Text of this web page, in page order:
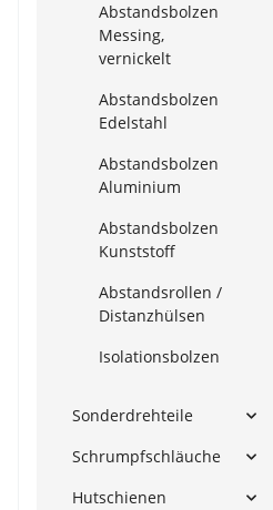
Abstandsbolzen
Messing,
vernickelt
Abstandsbolzen
Edelstahl
Abstandsbolzen
Aluminium
Abstandsbolzen
Kunststoff
Abstandsrollen /
Distanzhülsen
Isolationsbolzen
Sonderdrehteile
Schrumpfschläuche
Hutschienen